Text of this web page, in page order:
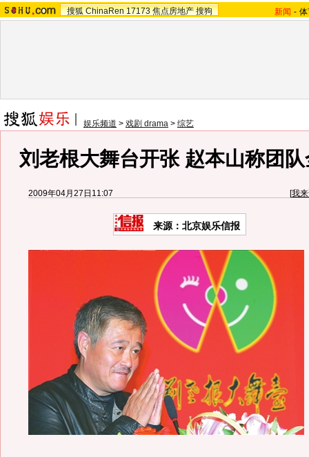
搜狐 ChinaRen 17173 焦点房地产 搜狗 新闻 -
娱乐频道 > 戏剧 drama > 综艺
刘老根大舞台开张 赵本山称团
2009年04月27日11:07 [我
来源： 北京娱乐信报